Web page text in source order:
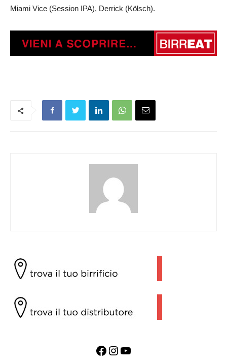
Miami Vice (Session IPA), Derrick (Kölsch).
Facebook InstagramYouTube